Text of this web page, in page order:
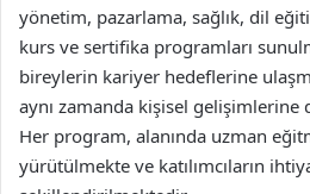
yönetim, pazarlama, sağlık, dil
kurs ve sertifika programları
bireylerin kariyer hedeflerine
aynı zamanda kişisel gelişimlerine
Her program, alanında uzman
yürütülmekte ve katılımcıların